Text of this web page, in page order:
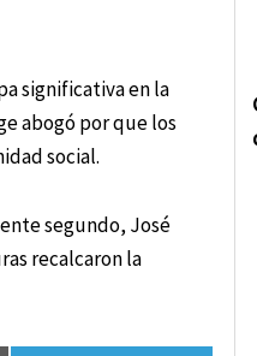
significativa en la
abogó por que los
social.
segundo, José
recalcaron la